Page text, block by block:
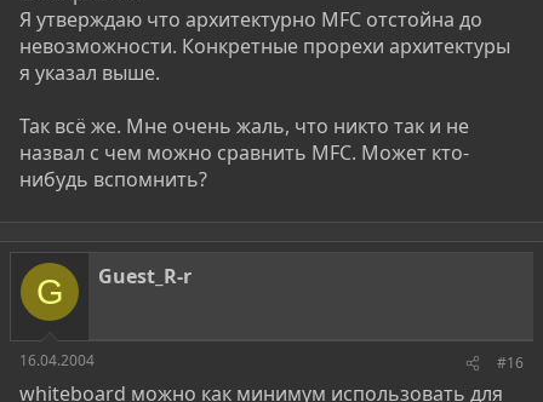
Я утверждаю что архитектурно MFC отстойна до
невозможности. Конкретные прорехи архитектуры
я указал выше.
Так всё же. Мне очень жаль, что никто так и не
назвал с чем можно сравнить MFC. Может кто-
нибудь вспомнить?
G Guest_R-r
16.04.2004 #16
whiteboard можно как минимум использовать для